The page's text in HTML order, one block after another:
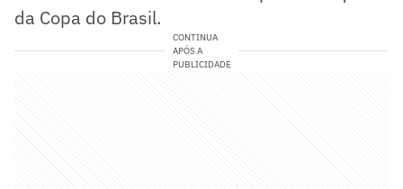
da Copa do Brasil.
CONTINUA
APÓS A
PUBLICIDADE